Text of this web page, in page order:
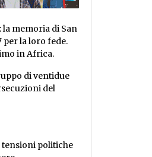
memoria di San
per la loro fede.
in Africa.
di ventidue
del
tensioni politiche